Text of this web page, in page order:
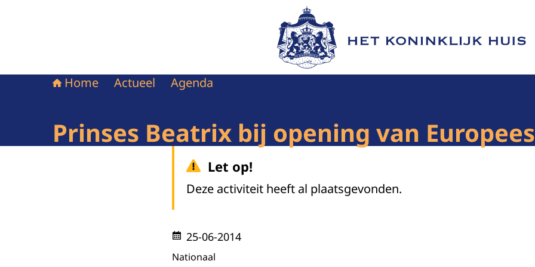
Naar de homepage van Het Koninklijk Huis
Home Actueel Agenda
Prinses Beatrix bij opening van
Let op!
Deze activiteit heeft al plaatsgevonden.
25-06-2014
Nationaal